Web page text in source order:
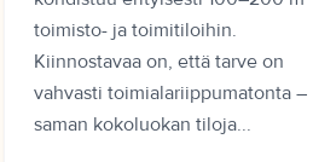
toimisto- ja toimitiloihin.
Kiinnostavaa on, että tarve on
vahvasti toimialariippumatonta –
saman kokoluokan tiloja...